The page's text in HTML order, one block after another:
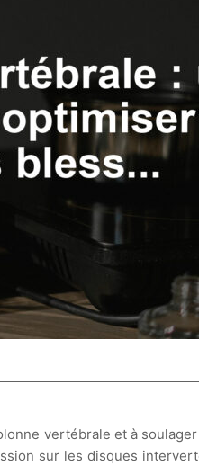
vertébrale et à
sur les disques